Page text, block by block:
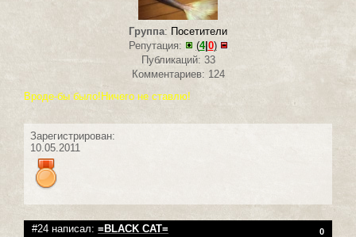
Группа: Посетители
Репутация:
(4|0)
Публикаций: 33
Комментариев: 124
Вроде-бы было!Ничего не ставлю!
Зарегистрирован:
10.05.2011
#24 написал: =BLACK CAT= 0